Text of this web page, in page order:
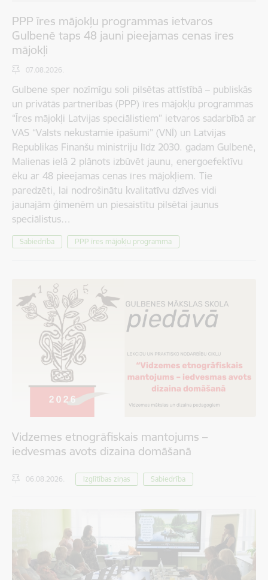
PPP īres mājokļu programmas ietvaros
Gulbenē taps 48 jauni pieejamas cenas īres
mājokļi
07.08.2026.
Gulbene sper nozīmīgu soli pilsētas attīstībā – publiskās
un privātās partnerības (PPP) īres mājokļu programmas
“Īres mājokļi Latvijas speciālistiem” ietvaros sadarbībā ar
VAS “Valsts nekustamie īpašumi” (VNĪ) un Latvijas
Republikas Finanšu ministriju līdz 2030. gadam Gulbenē,
Malienas ielā 2 plānots izbūvēt jaunu, energoefektīvu
ēku ar 48 pieejamas cenas īres mājokļiem. Tie
paredzēti, lai nodrošinātu kvalitatīvu dzīves vidi
jaunajām ģimenēm un piesaistītu pilsētai jaunus
speciālistus…
Sabiedrība PPP īres mājokļu programma
Vidzemes etnogrāfiskais mantojums –
iedvesmas avots dizaina domāšanā
06.08.2026. Izglītības ziņas Sabiedrība